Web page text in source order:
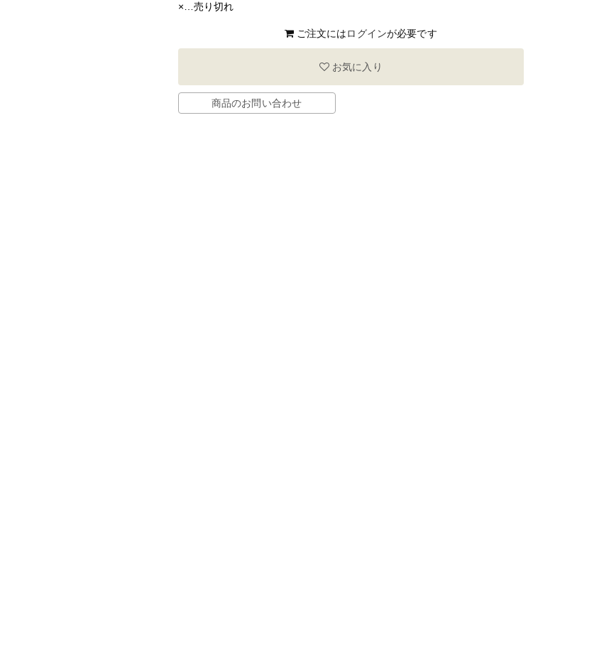
× …売り切れ
ご注文にはログインが必要です
お気に入り
商品のお問い合わせ